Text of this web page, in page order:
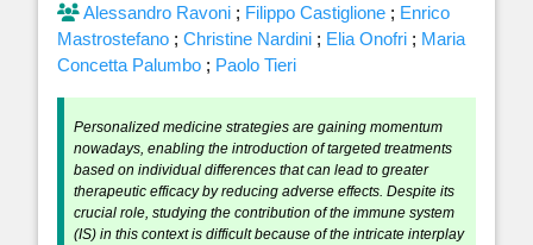
Alessandro Ravoni ; Filippo Castiglione ; Enrico
Mastrostefano ; Christine Nardini ; Elia Onofri ; Maria
Concetta Palumbo ; Paolo Tieri
Personalized medicine strategies are gaining momentum
nowadays, enabling the introduction of targeted treatments
based on individual differences that can lead to greater
therapeutic efficacy by reducing adverse effects. Despite its
crucial role, studying the contribution of the immune system
(IS) in this context is difficult because of the intricate interplay